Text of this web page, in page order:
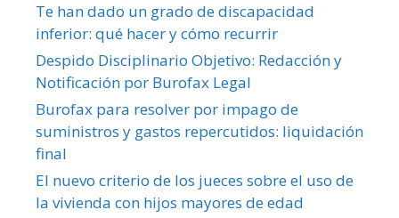
Te han dado un grado de discapacidad
inferior: qué hacer y cómo recurrir
Despido Disciplinario Objetivo: Redacción y
Notificación por Burofax Legal
Burofax para resolver por impago de
suministros y gastos repercutidos: liquidación
final
El nuevo criterio de los jueces sobre el uso de
la vivienda con hijos mayores de edad